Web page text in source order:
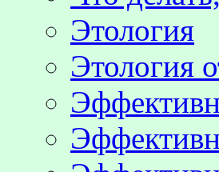
Этология
Этология